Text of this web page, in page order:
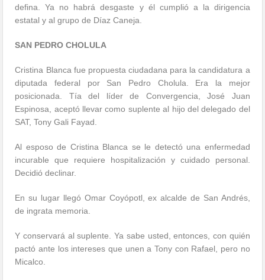
defina. Ya no habrá desgaste y él cumplió a la dirigencia
estatal y al grupo de Díaz Caneja.
SAN PEDRO CHOLULA
Cristina Blanca fue propuesta ciudadana para la candidatura a
diputada federal por San Pedro Cholula. Era la mejor
posicionada. Tía del líder de Convergencia, José Juan
Espinosa, aceptó llevar como suplente al hijo del delegado del
SAT, Tony Gali Fayad.
Al esposo de Cristina Blanca se le detectó una enfermedad
incurable que requiere hospitalización y cuidado personal.
Decidió declinar.
En su lugar llegó Omar Coyópotl, ex alcalde de San Andrés,
de ingrata memoria.
Y conservará al suplente. Ya sabe usted, entonces, con quién
pactó ante los intereses que unen a Tony con Rafael, pero no
Micalco.